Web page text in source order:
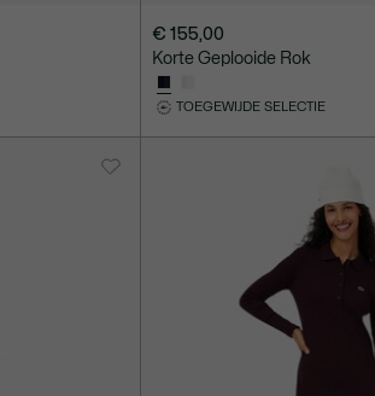
€ 155,00
Korte Geplooide Rok
TOEGEWIJDE SELECTIE